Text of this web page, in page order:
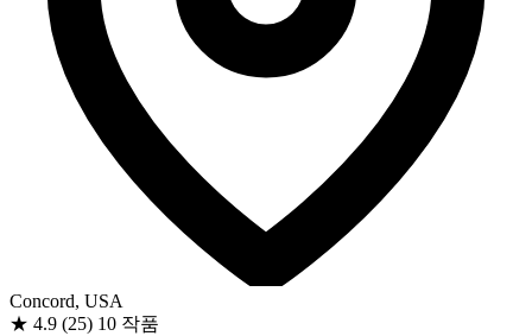
Concord, USA
★ 4.9 (25) 10 작품